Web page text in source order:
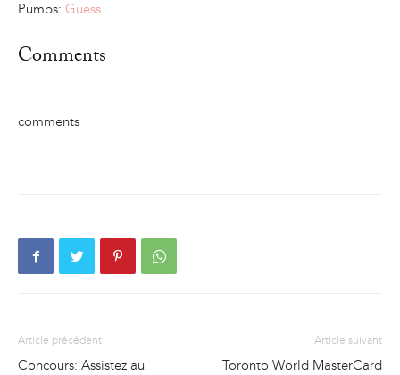
Pumps: Guess
Comments
comments
Article précédent
Concours: Assistez au
Article suivant
Toronto World MasterCard